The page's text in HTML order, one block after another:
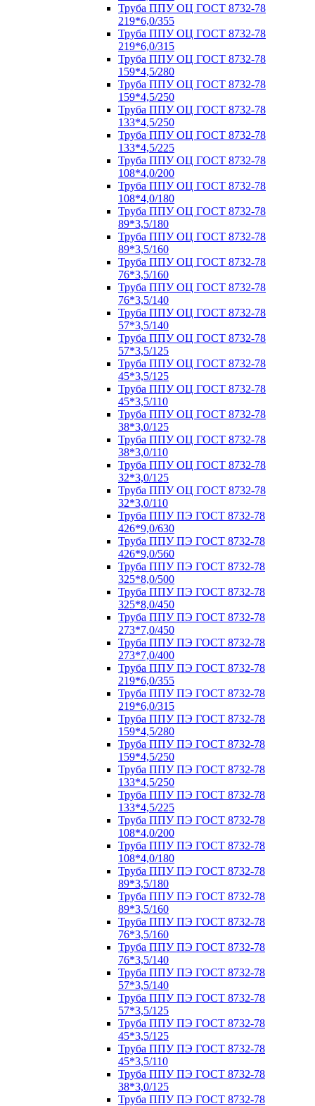
Труба ППУ ОЦ ГОСТ 8732-78
219*6,0/355
Труба ППУ ОЦ ГОСТ 8732-78
219*6,0/315
Труба ППУ ОЦ ГОСТ 8732-78
159*4,5/280
Труба ППУ ОЦ ГОСТ 8732-78
159*4,5/250
Труба ППУ ОЦ ГОСТ 8732-78
133*4,5/250
Труба ППУ ОЦ ГОСТ 8732-78
133*4,5/225
Труба ППУ ОЦ ГОСТ 8732-78
108*4,0/200
Труба ППУ ОЦ ГОСТ 8732-78
108*4,0/180
Труба ППУ ОЦ ГОСТ 8732-78
89*3,5/180
Труба ППУ ОЦ ГОСТ 8732-78
89*3,5/160
Труба ППУ ОЦ ГОСТ 8732-78
76*3,5/160
Труба ППУ ОЦ ГОСТ 8732-78
76*3,5/140
Труба ППУ ОЦ ГОСТ 8732-78
57*3,5/140
Труба ППУ ОЦ ГОСТ 8732-78
57*3,5/125
Труба ППУ ОЦ ГОСТ 8732-78
45*3,5/125
Труба ППУ ОЦ ГОСТ 8732-78
45*3,5/110
Труба ППУ ОЦ ГОСТ 8732-78
38*3,0/125
Труба ППУ ОЦ ГОСТ 8732-78
38*3,0/110
Труба ППУ ОЦ ГОСТ 8732-78
32*3,0/125
Труба ППУ ОЦ ГОСТ 8732-78
32*3,0/110
Труба ППУ ПЭ ГОСТ 8732-78
426*9,0/630
Труба ППУ ПЭ ГОСТ 8732-78
426*9,0/560
Труба ППУ ПЭ ГОСТ 8732-78
325*8,0/500
Труба ППУ ПЭ ГОСТ 8732-78
325*8,0/450
Труба ППУ ПЭ ГОСТ 8732-78
273*7,0/450
Труба ППУ ПЭ ГОСТ 8732-78
273*7,0/400
Труба ППУ ПЭ ГОСТ 8732-78
219*6,0/355
Труба ППУ ПЭ ГОСТ 8732-78
219*6,0/315
Труба ППУ ПЭ ГОСТ 8732-78
159*4,5/280
Труба ППУ ПЭ ГОСТ 8732-78
159*4,5/250
Труба ППУ ПЭ ГОСТ 8732-78
133*4,5/250
Труба ППУ ПЭ ГОСТ 8732-78
133*4,5/225
Труба ППУ ПЭ ГОСТ 8732-78
108*4,0/200
Труба ППУ ПЭ ГОСТ 8732-78
108*4,0/180
Труба ППУ ПЭ ГОСТ 8732-78
89*3,5/180
Труба ППУ ПЭ ГОСТ 8732-78
89*3,5/160
Труба ППУ ПЭ ГОСТ 8732-78
76*3,5/160
Труба ППУ ПЭ ГОСТ 8732-78
76*3,5/140
Труба ППУ ПЭ ГОСТ 8732-78
57*3,5/140
Труба ППУ ПЭ ГОСТ 8732-78
57*3,5/125
Труба ППУ ПЭ ГОСТ 8732-78
45*3,5/125
Труба ППУ ПЭ ГОСТ 8732-78
45*3,5/110
Труба ППУ ПЭ ГОСТ 8732-78
38*3,0/125
Труба ППУ ПЭ ГОСТ 8732-78